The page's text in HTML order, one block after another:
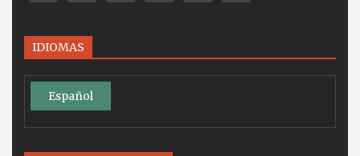
IDIOMAS
Español